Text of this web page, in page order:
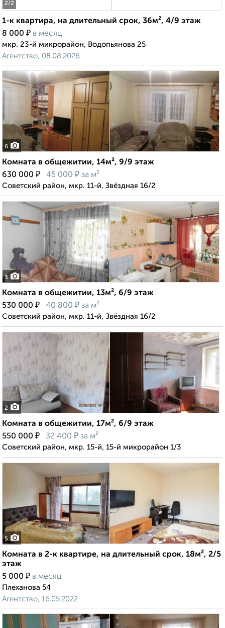
2/2
1-к квартира, на длительный срок, 36м², 4/9 этаж
8 000 ₽ в месяц
мкр. 23-й микрорайон, Водопьянова 25
Агентство, 08.08.2026
6
Комната в общежитии, 14м², 9/9 этаж
630 000 ₽ 45 000 ₽ за м²
Советский район, мкр. 11-й, Звёздная 16/2
3
Комната в общежитии, 13м², 6/9 этаж
530 000 ₽ 40 800 ₽ за м²
Советский район, мкр. 11-й, Звёздная 16/2
2
Комната в общежитии, 17м², 6/9 этаж
550 000 ₽ 32 400 ₽ за м²
Советский район, мкр. 15-й, 15-й микрорайон 1/3
5
Комната в 2-к квартире, на длительный срок, 18м², 2/5
этаж
5 000 ₽ в месяц
Плеханова 54
Агентство, 16.05.2022